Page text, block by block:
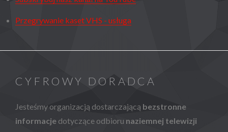
Przegrywanie kaset VHS - usługa
CYFROWY DORADCA
Jesteśmy organizacją dostarczającą bezstronne
informacje dotyczące odbioru naziemnej telewizji